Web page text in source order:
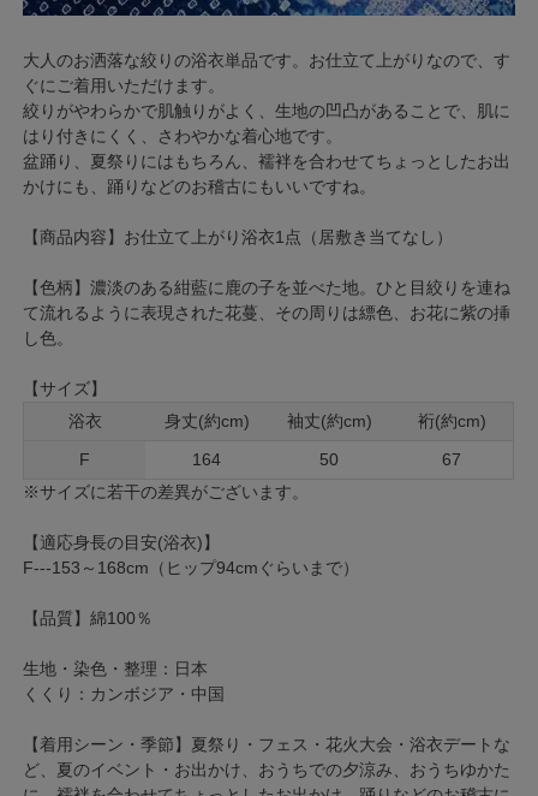
大人のお洒落な絞りの浴衣単品です。お仕立て上がりなので、す
ぐにご着用いただけます。
絞りがやわらかで肌触りがよく、生地の凹凸があることで、肌に
はり付きにくく、さわやかな着心地です。
盆踊り、夏祭りにはもちろん、襦袢を合わせてちょっとしたお出
かけにも、踊りなどのお稽古にもいいですね。
【商品内容】お仕立て上がり浴衣1点（居敷き当てなし）
【色柄】濃淡のある紺藍に鹿の子を並べた地。ひと目絞りを連ね
て流れるように表現された花蔓、その周りは縹色、お花に紫の挿
し色。
【サイズ】
浴衣
身丈(約cm) 袖丈(約cm)
裄(約cm)
F
164 50
67
※サイズに若干の差異がございます。
【適応身長の目安(浴衣)】
F---153～168cm（ヒップ94cmぐらいまで）
【品質】綿100％
生地・染色・整理：日本
くくり：カンボジア・中国
【着用シーン・季節】夏祭り・フェス・花火大会・浴衣デートな
ど、夏のイベント・お出かけ、おうちでの夕涼み、おうちゆかた